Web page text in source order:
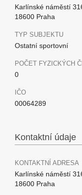
Karlínské náměstí
18600 Praha
TYP SUBJEKTU
Ostatní sportovní
POČET FYZICKÝCH
0
IČO
00064289
Kontaktní údaje
KONTAKTNÍ ADRESA
Karlínské náměstí
18600 Praha